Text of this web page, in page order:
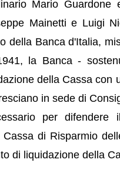
Mario
Mainetti e Luigi
della Banca d'Italia,
la Banca -
della Cassa
in sede di
per
Cassa di Risparmio
di liquidazione della